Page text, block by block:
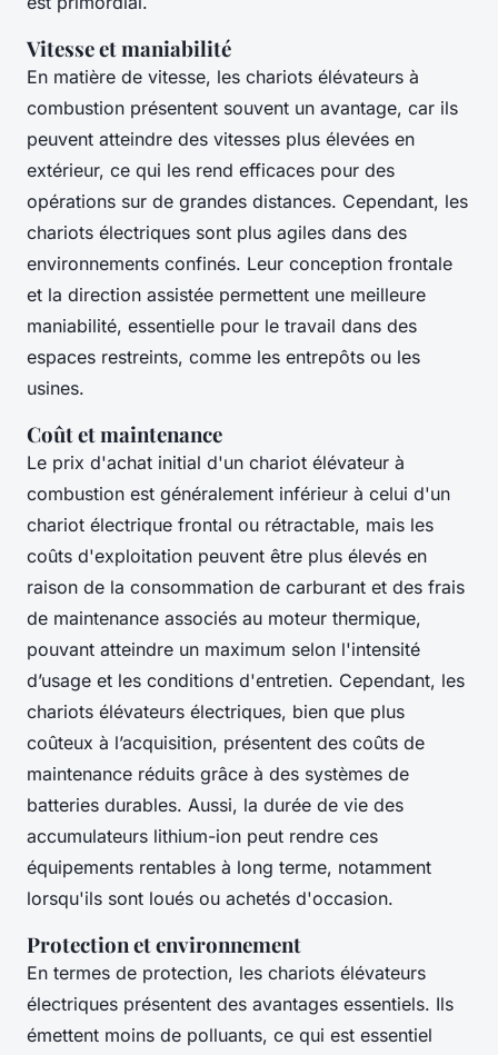
Vitesse et maniabilité
En matière de vitesse, les chariots élévateurs à
combustion présentent souvent un avantage, car ils
peuvent atteindre des vitesses plus élevées en
extérieur, ce qui les rend efficaces pour des
opérations sur de grandes distances. Cependant, les
chariots électriques sont plus agiles dans des
environnements confinés. Leur conception frontale
et la direction assistée permettent une meilleure
maniabilité, essentielle pour le travail dans des
espaces restreints, comme les entrepôts ou les
usines.
Coût et maintenance
Le prix d'achat initial d'un chariot élévateur à
combustion est généralement inférieur à celui d'un
chariot électrique frontal ou rétractable, mais les
coûts d'exploitation peuvent être plus élevés en
raison de la consommation de carburant et des frais
de maintenance associés au moteur thermique,
pouvant atteindre un maximum selon l'intensité
d’usage et les conditions d'entretien. Cependant, les
chariots élévateurs électriques, bien que plus
coûteux à l’acquisition, présentent des coûts de
maintenance réduits grâce à des systèmes de
batteries durables. Aussi, la durée de vie des
accumulateurs lithium-ion peut rendre ces
équipements rentables à long terme, notamment
lorsqu'ils sont loués ou achetés d'occasion.
Protection et environnement
En termes de protection, les chariots élévateurs
électriques présentent des avantages essentiels. Ils
émettent moins de polluants, ce qui est essentiel